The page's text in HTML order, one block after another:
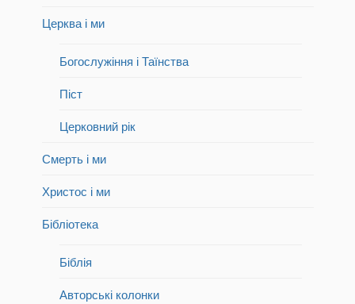
Церква і ми
Богослужіння і Таїнства
Піст
Церковний рік
Смерть і ми
Христос і ми
Бібліотека
Біблія
Авторські колонки